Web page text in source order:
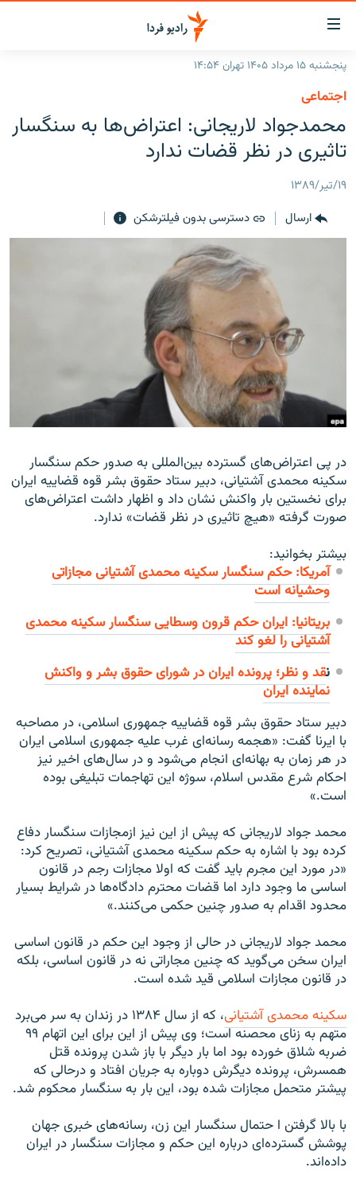
لینک‌های
قابلیت
دسترسی
بازگشت
منوی
اصلی
رفتن
صفحه
جستجو
جهان
برنامه‌های رادیویی
پادکست
چندرسانه‌ای
گزارش‌های تصویری
گزارش‌های ویدئویی
به ما بپیوندید
پنجشنبه ۱۵ مرداد ۱۴۰۵ تهران ۱۴:۵۴
اجتماعی
محمدجواد لاریجانی: اعتراض‌ها به سنگسار
تاثیری در نظر قضات ندارد
۱۹/تیر/۱۳۸۹
ارسال
دسترسی بدون فیلترشکن
در پی اعتراض‌ها‌ی گسترده بین‌المللی به صدور حکم سنگسار
سکینه محمدی آشتیانی، دبیر ستاد حقوق بشر قوه قضاییه ایران
برای نخستین بار واکنش نشان داد و اظهار داشت اعتراض‌های
صورت گرفته «هیچ تاثیری در نظر قضات» ندارد.
بیشتر بخوانید:
آمریکا: حکم سنگسار سکینه محمدی آشتیانی مجازاتی
وحشیانه است
بریتانیا: ایران حکم قرون وسطایی سنگسار سکینه محمدی
آشتیانی را لغو کند
نقد و نظر؛ پرونده ایران در شورای حقوق بشر و واکنش
نماینده ایران
دبیر ستاد حقوق بشر قوه قضاییه جمهوری اسلامی، در مصاحبه
با ایرنا گفت: «هجمه رسانه‌ای غرب علیه جمهوری اسلامی ایران
در هر زمان به بهانه‌ای انجام می‌شود و در سال‌های اخیر نیز
احکام شرع مقدس اسلام، سوژه این تهاجمات تبلیغی بوده
است.»
محمد جواد لاریجانی که پیش از این نیز ازمجازات سنگسار دفاع
کرده بود با اشاره به حکم سکینه محمدی آشتیانی، تصریح کرد:
«در مورد این مجرم باید گفت که اولا مجازات رجم در قانون
اساسی ما وجود دارد اما قضات محترم دادگاه‌ها در شرایط بسیار
محدود اقدام به صدور چنین حکمی می‌کنند.»
محمد جواد لاریجانی در حالی از وجود این حکم در قانون اساسی
ایران سخن می‌گوید که چنین مجاراتی نه در قانون اساسی، بلکه
در قانون مجازات اسلامی قید شده است.
سکینه محمدى آشتیانى
، که از سال ۱۳۸۴ در زندان به سر می‌برد
متهم به زنای محصنه است؛ وی پیش از این برای این اتهام ۹۹
ضربه شلاق خورده بود اما بار دیگر با باز شدن پرونده قتل
همسرش، پرونده دیگرش دوباره به جریان افتاد و درحالی که
پیشتر متحمل مجازات شده بود، این بار به سنگسار محکوم شد.
با بالا گرفتن ا حتمال سنگسار این زن، رسانه‌های خبری جهان
پوشش گسترده‌ای درباره این حکم و مجازات سنگسار در ایران
داده‌اند.